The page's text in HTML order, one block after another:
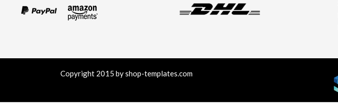
Copyright 2015 by shop-templates.com